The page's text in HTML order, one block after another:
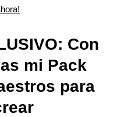
Con
mi Pack
para